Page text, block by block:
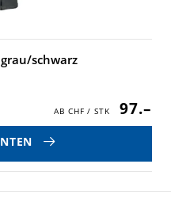
schwarz
97.–